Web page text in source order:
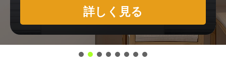
詳しく見る